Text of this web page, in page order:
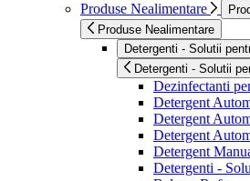
Produse Nealimentare
Produse Nealimentare
Detergenti - Solutii
Detergenti - Solutii
Dezinfectanti
Detergent
Detergent
Detergent
Detergent
Detergenti -